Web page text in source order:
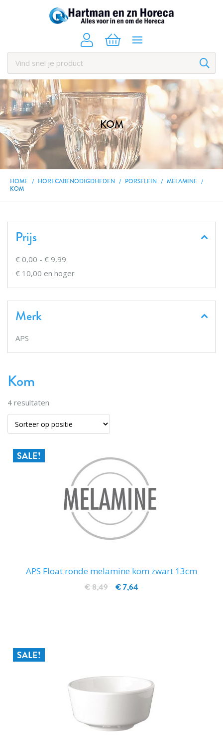
KOM
HOME HORECABENODIGDHEDEN PORSELEIN
MELAMINE
KOM
Kom
4 resultaten
SALE!
APS Float ronde melamine kom zwart 13cm
€ 7,64
€ 8,49
SALE!
Prijs
€ 0,00 - € 9,99
€ 10,00 en hoger
Merk
APS